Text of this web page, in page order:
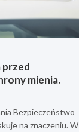
przed
mienia.
Bezpieczeństwo
na znaczeniu. W